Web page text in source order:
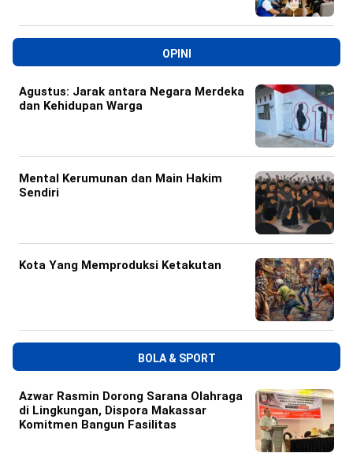
OPINI
Agustus: Jarak antara Negara Merdeka
dan Kehidupan Warga
Mental Kerumunan dan Main Hakim
Sendiri
Kota Yang Memproduksi Ketakutan
BOLA & SPORT
Azwar Rasmin Dorong Sarana Olahraga
di Lingkungan, Dispora Makassar
Komitmen Bangun Fasilitas